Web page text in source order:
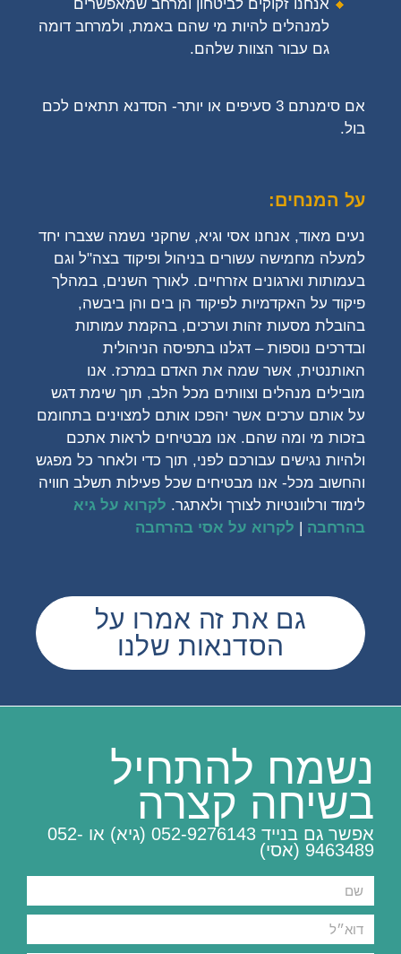
אנחנו זקוקים לביטחון ומרחב שמאפשרים
למנהלים להיות מי שהם באמת, ולמרחב דומה
גם עבור הצוות שלהם.
אם סימנתם 3 סעיפים או יותר- הסדנא תתאים לכם
בול.
על המנחים:
נעים מאוד, אנחנו אסי וגיא, שחקני נשמה שצברו יחד
למעלה מחמישה עשורים בניהול ופיקוד בצה"ל וגם
בעמותות וארגונים אזרחיים. לאורך השנים, במהלך
פיקוד על האקדמיות לפיקוד הן בים והן ביבשה,
בהובלת מסעות זהות וערכים, בהקמת עמותות
ובדרכים נוספות – דגלנו בתפיסה הניהולית
האותנטית, אשר שמה את האדם במרכז. אנו
מובילים מנהלים וצוותים מכל הלב, תוך שימת דגש
על אותם ערכים אשר יהפכו אותם למצוינים בתחומם
בזכות מי ומה שהם. אנו מבטיחים לראות אתכם
ולהיות נגישים עבורכם לפני, תוך כדי ולאחר כל מפגש
והחשוב מכל- אנו מבטיחים שכל פעילות תשלב חוויה
לימוד ורלוונטיות לצורך ולאתגר. לקרוא על גיא
בהרחבה | לקרוא על אסי בהרחבה
גם את זה אמרו על
הסדנאות שלנו
נשמח להתחיל
בשיחה קצרה
אפשר גם בנייד 052-9276143 (גיא) או 052-
9463489 (אסי)